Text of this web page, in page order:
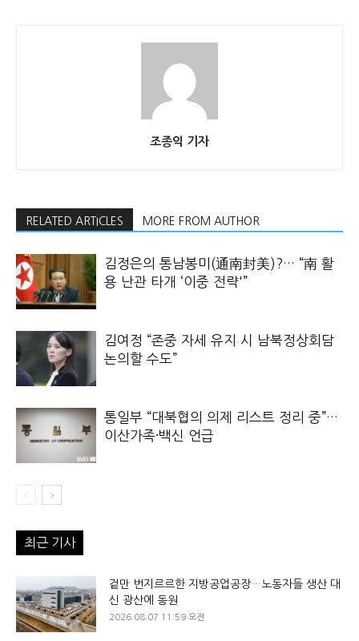
조종익 기자
RELATED ARTICLES MORE FROM AUTHOR
김정은의 통남봉미(通南封美)?… “南 활
용 난관 타개 ‘이중 전략'”
김여정 “존중 자세 유지 시 남북정상회담
논의할 수도”
통일부 “대북협의 의제 리스트 정리 중”…
이산가족·백신 언급
최근 기사
겉만 번지르르한 지방공업공장…노동자들 생산 대
신 광산에 동원
2026.08.07 11:59 오전